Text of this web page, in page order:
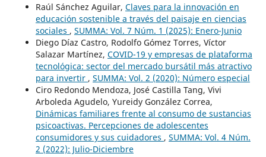
Raúl Sánchez Aguilar, Claves para la innovación en
educación sostenible a través del paisaje en ciencias
sociales , SUMMA: Vol. 7 Núm. 1 (2025): Enero-Junio
Diego Díaz Castro, Rodolfo Gómez Torres, Víctor
Salazar Martínez, COVID-19 y empresas de plataforma
tecnológica: sector del mercado bursátil más atractivo
para invertir , SUMMA: Vol. 2 (2020): Número especial
Ciro Redondo Mendoza, José Castilla Tang, Vivi
Arboleda Agudelo, Yureidy González Correa,
Dinámicas familiares frente al consumo de sustancias
psicoactivas. Percepciones de adolescentes
consumidores y sus cuidadores , SUMMA: Vol. 4 Núm.
2 (2022): Julio-Diciembre